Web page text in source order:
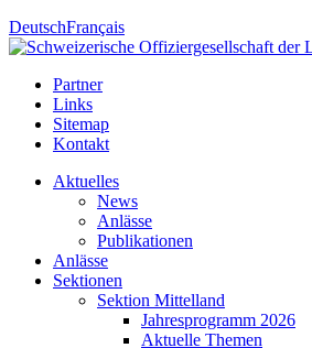
DeutschFrançais
Partner
Links
Sitemap
Kontakt
Aktuelles
News
Anlässe
Publikationen
Anlässe
Sektionen
Sektion Mittelland
Jahresprogramm 2026
Aktuelle Themen